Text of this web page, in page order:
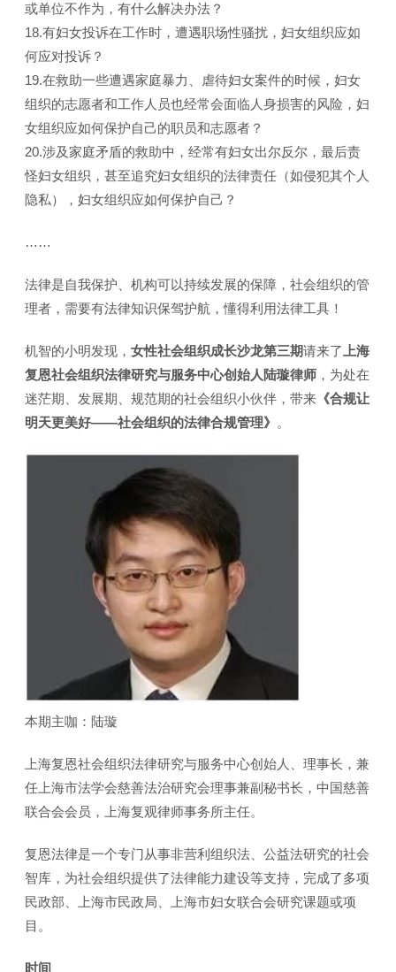
或单位不作为，有什么解决办法？
18.有妇女投诉在工作时，遭遇职场性骚扰，妇女组织应如
何应对投诉？
19.在救助一些遭遇家庭暴力、虐待妇女案件的时候，妇女
组织的志愿者和工作人员也经常会面临人身损害的风险，妇
女组织应如何保护自己的职员和志愿者？
20.涉及家庭矛盾的救助中，经常有妇女出尔反尔，最后责
怪妇女组织，甚至追究妇女组织的法律责任（如侵犯其个人
隐私），妇女组织应如何保护自己？
……
法律是自我保护、机构可以持续发展的保障，社会组织的管
理者，需要有法律知识保驾护航，懂得利用法律工具！
机智的小明发现， 女性社会组织成长沙龙第三期请来了 上海
复恩社会组织法律研究与服务中心创始人陆璇律师 ，为处在
迷茫期、发展期、规范期的社会组织小伙伴，带来 《合规让
明天更美好——社会组织的法律合规管理》 。
本期主咖：陆璇
上海复恩社会组织法律研究与服务中心创始人、理事长，兼
任上海市法学会慈善法治研究会理事兼副秘书长，中国慈善
联合会会员，上海复观律师事务所主任。
复恩法律是一个专门从事非营利组织法、公益法研究的社会
智库，为社会组织提供了法律能力建设等支持，完成了多项
民政部、上海市民政局、上海市妇女联合会研究课题或项
目。
时间